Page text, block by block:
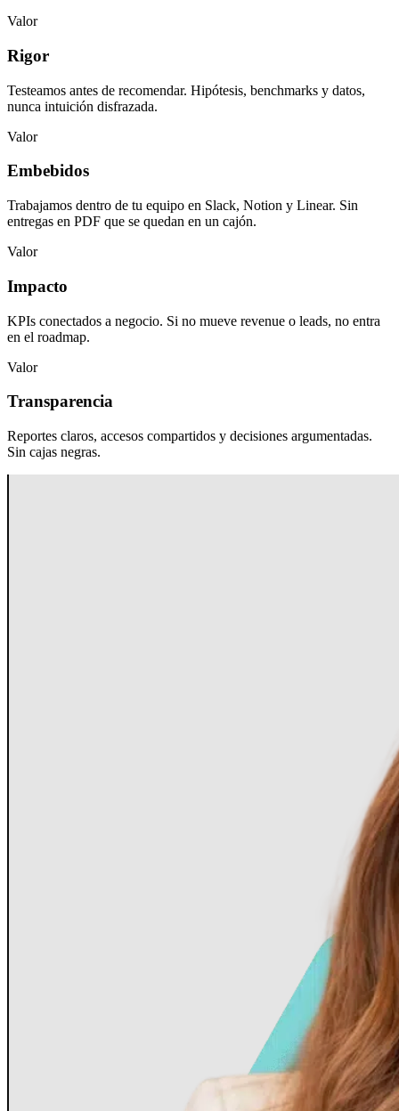
Valor
Rigor
Testeamos antes de recomendar. Hipótesis, benchmarks y datos,
nunca intuición disfrazada.
Valor
Embebidos
Trabajamos dentro de tu equipo en Slack, Notion y Linear. Sin
entregas en PDF que se quedan en un cajón.
Valor
Impacto
KPIs conectados a negocio. Si no mueve revenue o leads, no entra
en el roadmap.
Valor
Transparencia
Reportes claros, accesos compartidos y decisiones argumentadas.
Sin cajas negras.